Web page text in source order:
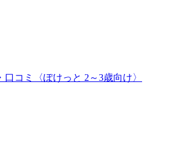
コミ〈ぽけっと 2～3歳向け〉